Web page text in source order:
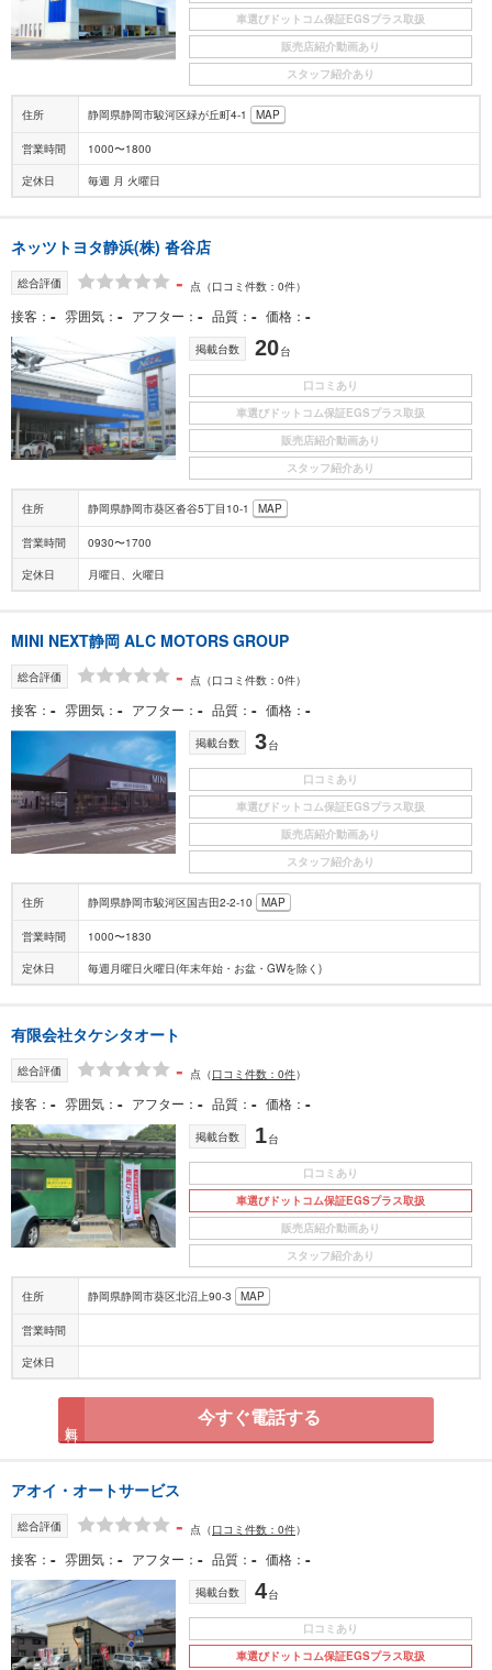
車選びドットコム保証EGSプラス取扱
販売店紹介動画あり
スタッフ紹介あり
住所 静岡県静岡市駿河区緑が丘町4-1 MAP
営業時間 1000〜1800
定休日 毎週 月 火曜日
ネッツトヨタ静浜(株) 沓谷店
総合評価 - 点 （口コミ件数：0件）
接客 - 雰囲気 - アフター - 品質 - 価格 -
掲載台数 20台
口コミあり
車選びドットコム保証EGSプラス取扱
販売店紹介動画あり
スタッフ紹介あり
住所 静岡県静岡市葵区沓谷5丁目10-1 MAP
営業時間 0930〜1700
定休日 月曜日、火曜日
MINI NEXT静岡 ALC MOTORS GROUP
総合評価 - 点 （口コミ件数：0件）
接客 - 雰囲気 - アフター - 品質 - 価格 -
掲載台数 3台
口コミあり
車選びドットコム保証EGSプラス取扱
販売店紹介動画あり
スタッフ紹介あり
住所 静岡県静岡市駿河区国吉田2-2-10 MAP
営業時間 1000〜1830
定休日 毎週月曜日火曜日(年末年始・お盆・GWを除く)
有限会社タケシタオート
総合評価 - 点 （口コミ件数：0件）
接客 - 雰囲気 - アフター - 品質 - 価格 -
掲載台数 1台
口コミあり
車選びドットコム保証EGSプラス取扱
販売店紹介動画あり
スタッフ紹介あり
住所 静岡県静岡市葵区北沼上90‐3 MAP
営業時間
定休日
今すぐ電話する
アオイ・オートサービス
総合評価 - 点 （口コミ件数：0件）
接客 - 雰囲気 - アフター - 品質 - 価格 -
掲載台数 4台
口コミあり
車選びドットコム保証EGSプラス取扱